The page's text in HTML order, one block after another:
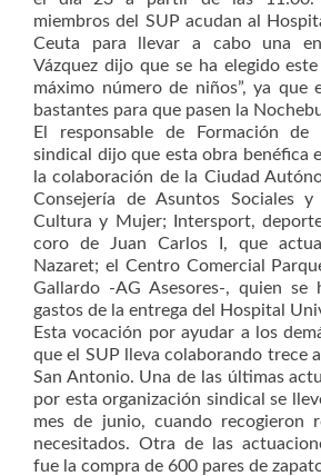
miembros del SUP acudan al
Ceuta para llevar a cabo una
Vázquez dijo que se ha elegido este
máximo número de niños”, ya que
bastantes para que pasen la
El responsable de Formación de
sindical dijo que esta obra benéfica
la colaboración de la Ciudad
Consejería de Asuntos Sociales
Cultura y Mujer; Intersport,
coro de Juan Carlos I, que
Nazaret; el Centro Comercial
Gallardo -AG Asesores-, quien se
gastos de la entrega del Hospital
Esta vocación por ayudar a los
que el SUP lleva colaborando trece
San Antonio. Una de las últimas
por esta organización sindical se
mes de junio, cuando recogieron
necesitados. Otra de las
fue la compra de 600 pares de